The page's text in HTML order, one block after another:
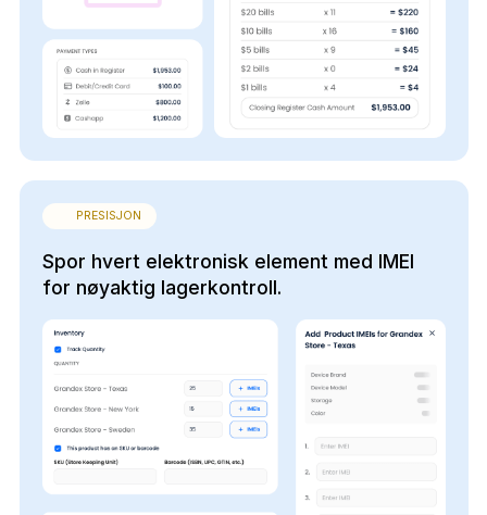
PRESISJON
Spor hvert elektronisk element med IMEI
for nøyaktig lagerkontroll.